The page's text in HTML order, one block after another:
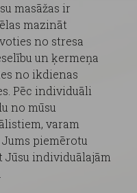
masāžas ir
mazināt
no stresa
un ķermeņa
no ikdienas
Pēc individuāli
no mūsu
varam
piemērotu
Jūsu individuālajām